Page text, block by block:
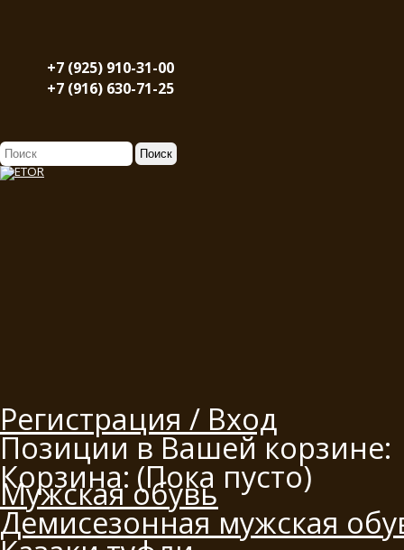
+7 (925) 910-31-00
+7 (916) 630-71-25
Регистрация / Вход
Позиции в Вашей корзине:
Корзина: (Пока пусто)
Мужская обувь
Демисезонная мужская